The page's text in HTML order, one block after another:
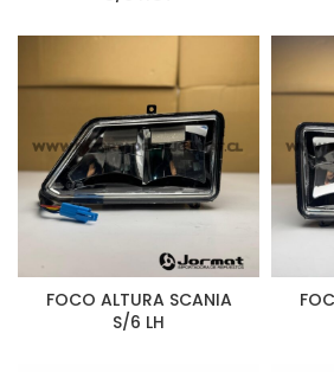
FOCO ALTURA SCANIA
S/6 LH